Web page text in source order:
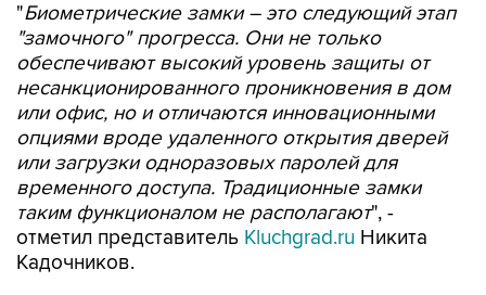
"Биометрические замки – это следующий этап
"замочного" прогресса. Они не только
обеспечивают высокий уровень защиты от
несанкционированного проникновения в дом
или офис, но и отличаются инновационными
опциями вроде удаленного открытия дверей
или загрузки одноразовых паролей для
временного доступа. Традиционные замки
таким функционалом не располагают", -
отметил представитель Kluchgrad.ru Никита
Кадочников.